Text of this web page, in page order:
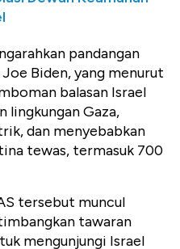
pandangan
Biden, yang menurut
balasan Israel
lingkungan Gaza,
dan menyebabkan
tewas, termasuk 700
tersebut muncul
tawaran
mengunjungi Israel